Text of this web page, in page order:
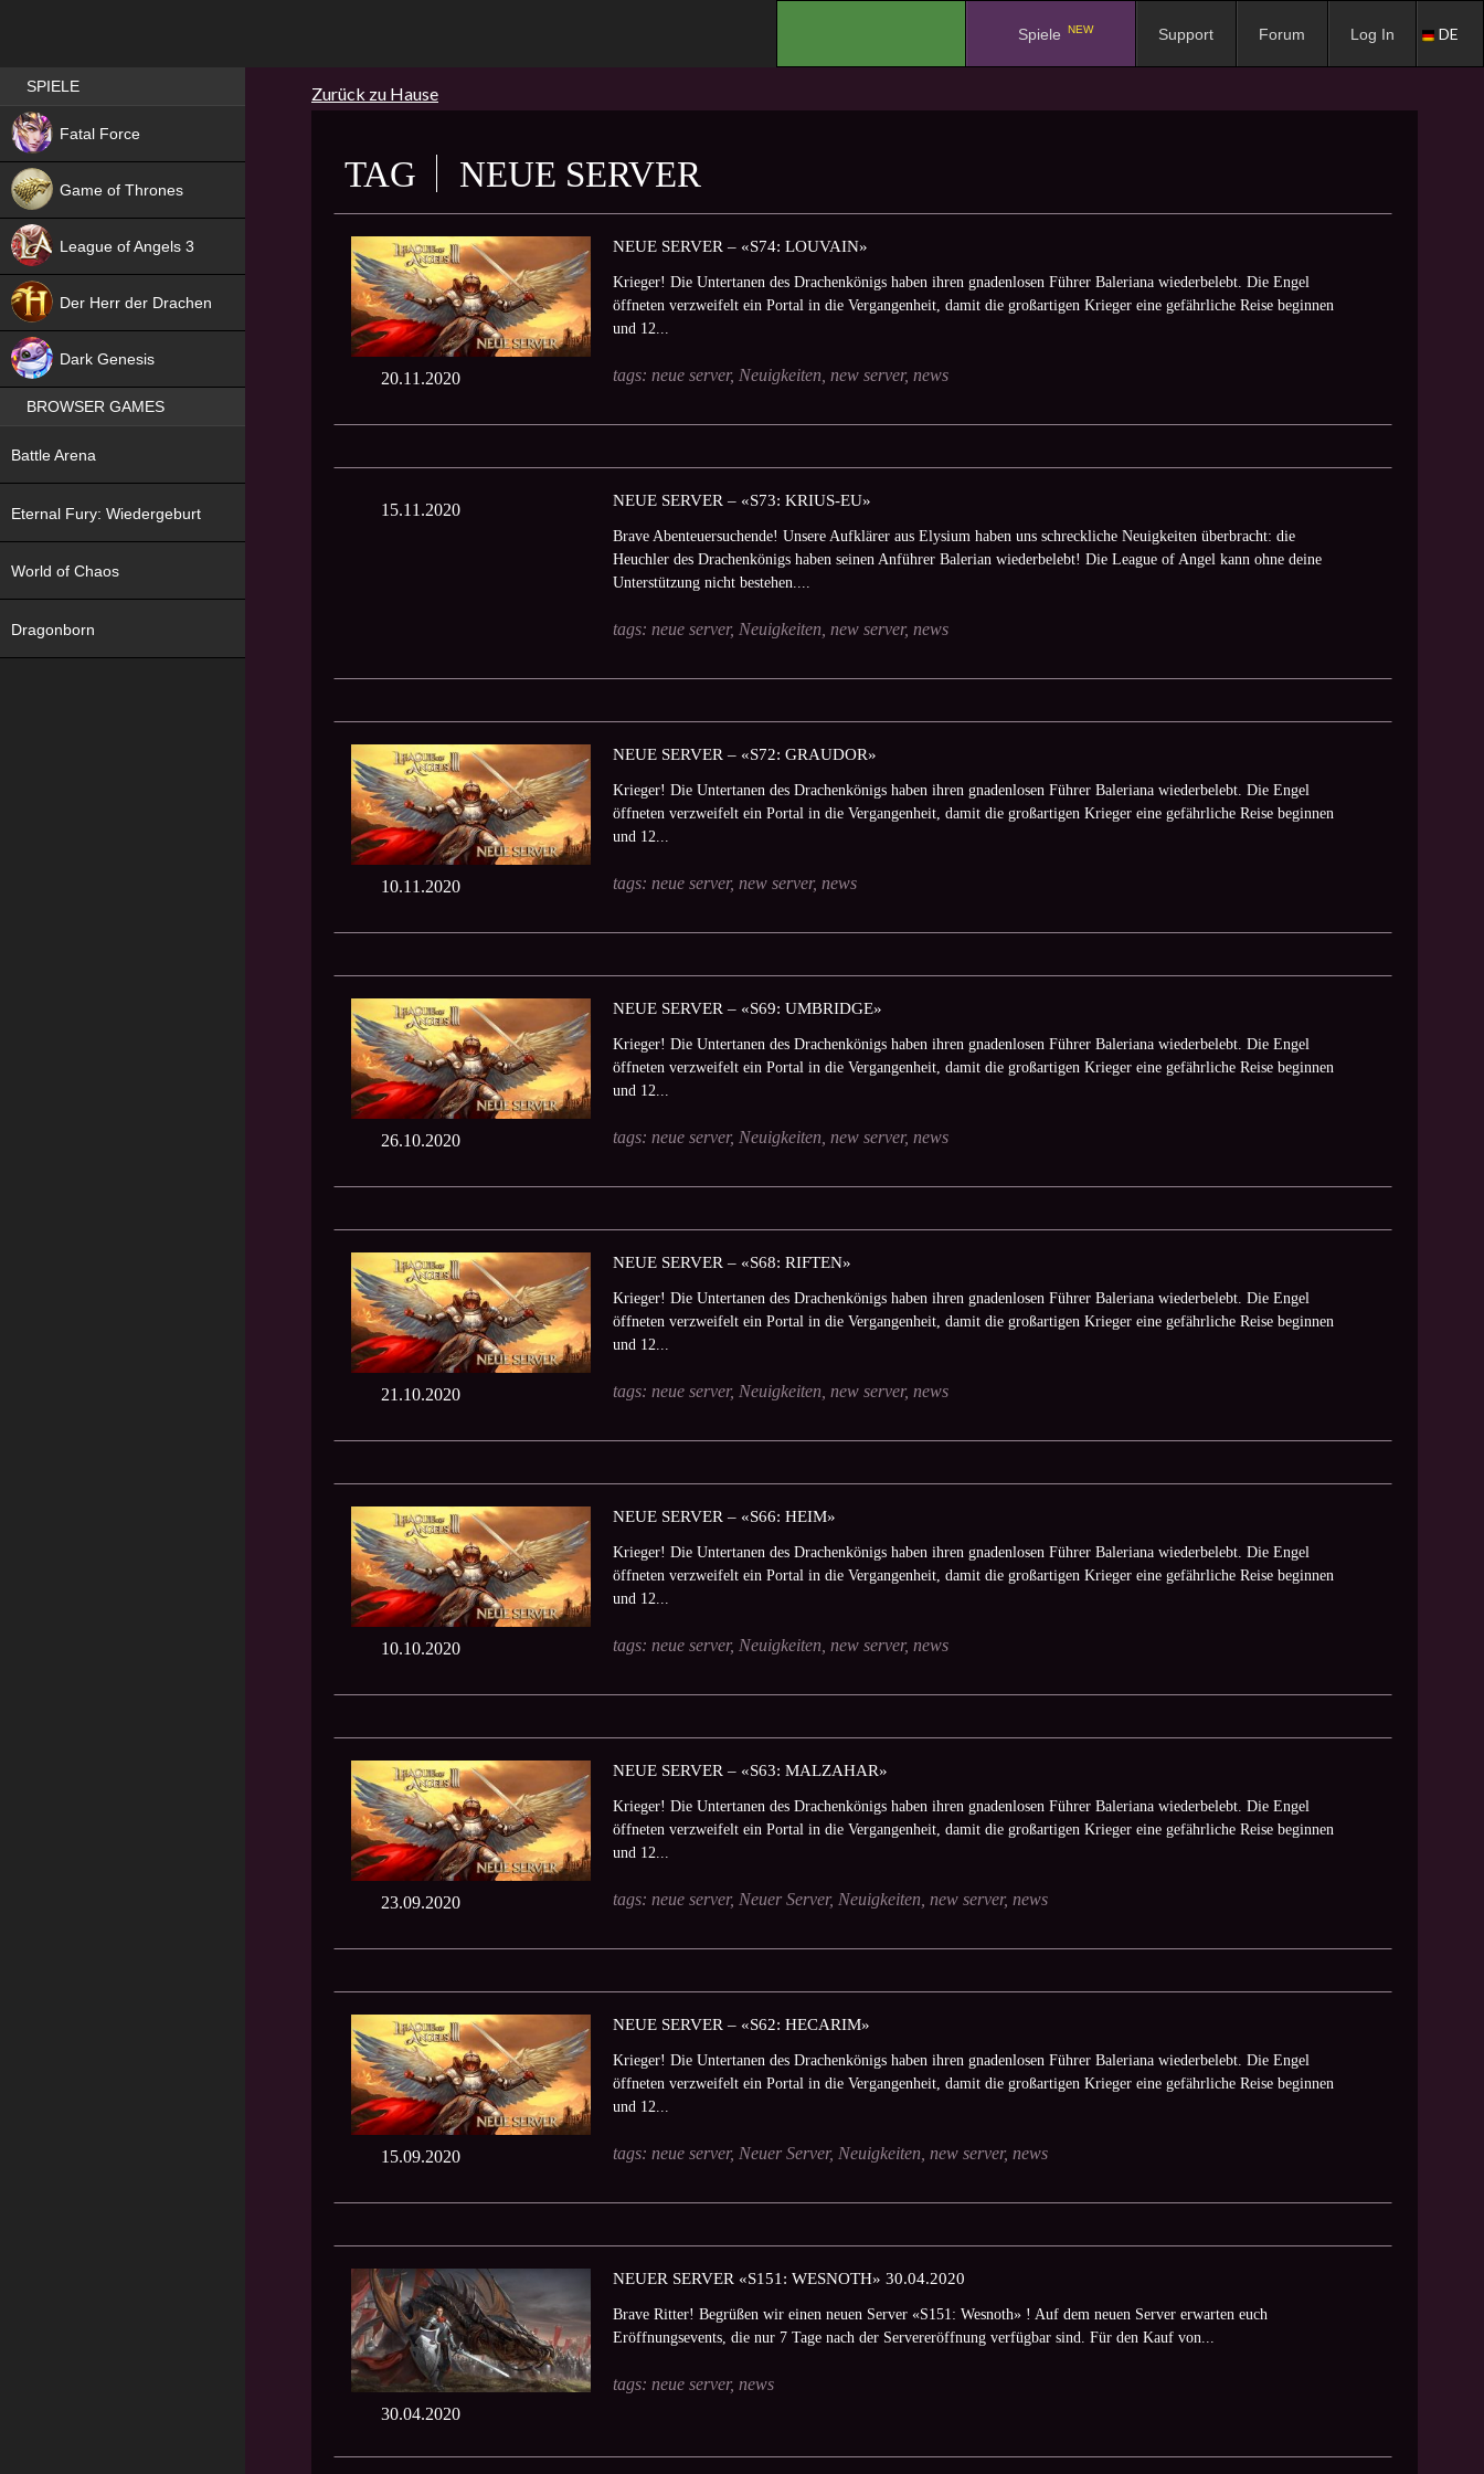
Spiele NEW Support Forum Log In DE
Zurück zu Hause
TAG NEUE SERVER
20.11.2020
NEUE SERVER – «S74: LOUVAIN»
Krieger! Die Untertanen des Drachenkönigs haben ihren gnadenlosen Führer Baleriana wiederbelebt. Die Engel
öffneten verzweifelt ein Portal in die Vergangenheit, damit die großartigen Krieger eine gefährliche Reise beginnen
und 12...
tags: neue server, Neuigkeiten new server, news
15.11.2020 NEUE SERVER – «S73: KRIUS-EU»
Brave Abenteuersuchende! Unsere Aufklärer aus Elysium haben uns schreckliche Neuigkeiten überbracht: die
Heuchler des Drachenkönigs haben seinen Anführer Balerian wiederbelebt! Die League of Angel kann ohne deine
Unterstützung nicht bestehen....
tags: neue server, Neuigkeiten new server, news
10.11.2020
NEUE SERVER – «S72: GRAUDOR»
Krieger! Die Untertanen des Drachenkönigs haben ihren gnadenlosen Führer Baleriana wiederbelebt. Die Engel
öffneten verzweifelt ein Portal in die Vergangenheit, damit die großartigen Krieger eine gefährliche Reise beginnen
und 12...
tags: neue server, new server, news
26.10.2020
NEUE SERVER – «S69: UMBRIDGE»
Krieger! Die Untertanen des Drachenkönigs haben ihren gnadenlosen Führer Baleriana wiederbelebt. Die Engel
öffneten verzweifelt ein Portal in die Vergangenheit, damit die großartigen Krieger eine gefährliche Reise beginnen
und 12...
tags: neue server, Neuigkeiten new server, news
21.10.2020
NEUE SERVER – «S68: RIFTEN»
Krieger! Die Untertanen des Drachenkönigs haben ihren gnadenlosen Führer Baleriana wiederbelebt. Die Engel
öffneten verzweifelt ein Portal in die Vergangenheit, damit die großartigen Krieger eine gefährliche Reise beginnen
und 12...
tags: neue server, Neuigkeiten new server, news
10.10.2020
NEUE SERVER – «S66: HEIM»
Krieger! Die Untertanen des Drachenkönigs haben ihren gnadenlosen Führer Baleriana wiederbelebt. Die Engel
öffneten verzweifelt ein Portal in die Vergangenheit, damit die großartigen Krieger eine gefährliche Reise beginnen
und 12...
tags: neue server, Neuigkeiten new server, news
23.09.2020
NEUE SERVER – «S63: MALZAHAR»
Krieger! Die Untertanen des Drachenkönigs haben ihren gnadenlosen Führer Baleriana wiederbelebt. Die Engel
öffneten verzweifelt ein Portal in die Vergangenheit, damit die großartigen Krieger eine gefährliche Reise beginnen
und 12...
tags: neue server, Neuer Server, Neuigkeiten new server, news
15.09.2020
NEUE SERVER – «S62: HECARIM»
Krieger! Die Untertanen des Drachenkönigs haben ihren gnadenlosen Führer Baleriana wiederbelebt. Die Engel
öffneten verzweifelt ein Portal in die Vergangenheit, damit die großartigen Krieger eine gefährliche Reise beginnen
und 12...
tags: neue server, Neuer Server, Neuigkeiten new server, news
30.04.2020
NEUER SERVER «S151: WESNOTH» 30.04.2020
Brave Ritter! Begrüßen wir einen neuen Server «S151: Wesnoth» ! Auf dem neuen Server erwarten euch
Eröffnungsevents, die nur 7 Tage nach der Servereröffnung verfügbar sind. Für den Kauf von...
tags: neue server, news
Best RPG games in Germany
SPIELE
Fatal Force
Game of Thrones
League of Angels 3
Der Herr der Drachen
Dark Genesis
BROWSER GAMES
Battle Arena
Eternal Fury: Wiedergeburt
World of Chaos
Dragonborn